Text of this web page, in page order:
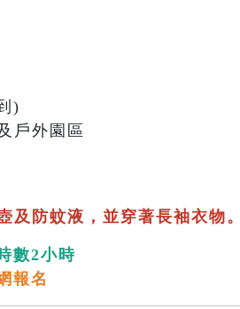
)
戶外園區
及防蚊液，並穿著長袖衣物
數2小時
報名